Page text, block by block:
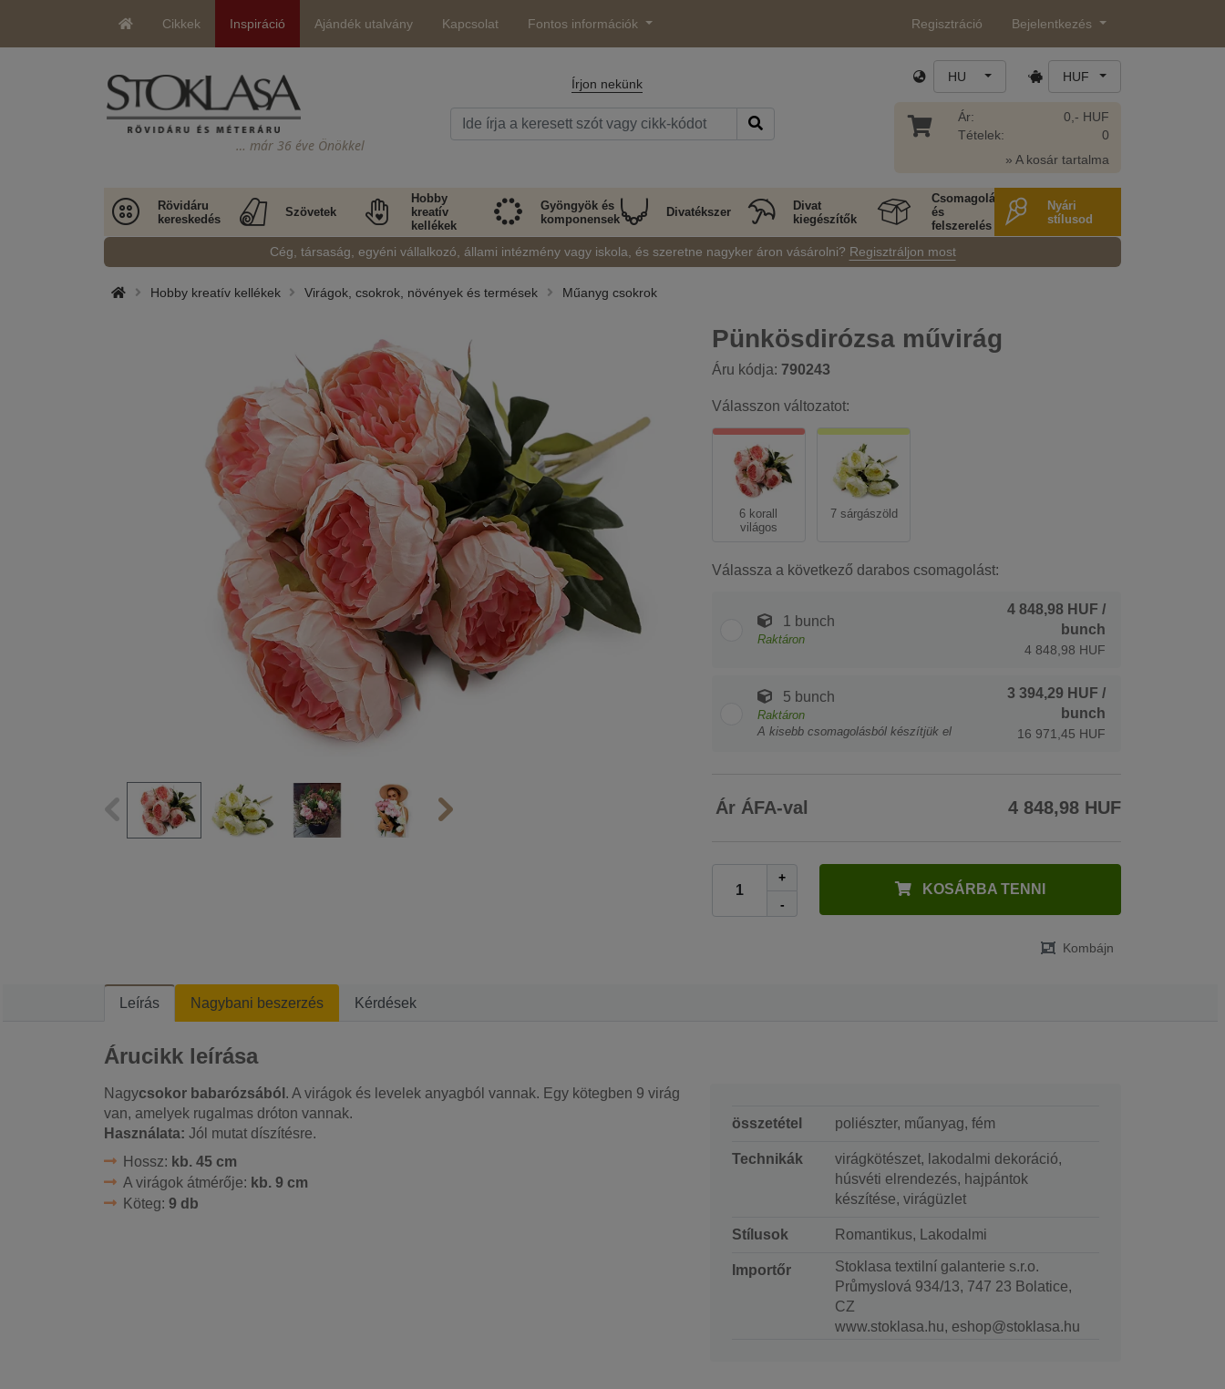
Cikkek Inspiráció Ajándék utalvány Kapcsolat Fontos információk Regisztráció Bejelentkezés
… már 36 éve Önökkel
Írjon nekünk HU HUF
Ár:
Tételek:
0,- HUF
0
» A kosár tartalma
Rövidáru
kereskedés
Szövetek
Hobby
kreatív
kellékek
Gyöngyök és
komponensek
Divatékszer
Divat
kiegészítők
Csomagolás
és
felszerelés
Nyári
stílusod
Cég, társaság, egyéni vállalkozó, állami intézmény vagy iskola, és szeretne nagyker áron vásárolni? Regisztráljon most
Hobby kreatív kellékek Virágok, csokrok, növények és termések Műanyg csokrok
Pünkösdirózsa művirág
Áru kódja: 790243
Válasszon változatot:
6 korall
világos
7 sárgászöld
Válassza a következő darabos csomagolást:
1 bunch
Raktáron
4 848,98 HUF /
bunch
4 848,98 HUF
5 bunch
Raktáron
A kisebb csomagolásból készítjük el
3 394,29 HUF /
bunch
16 971,45 HUF
Ár ÁFA-val 4 848,98 HUF
+
-
KOSÁRBA TENNI
Kombájn
Leírás Nagybani beszerzés Kérdések
Árucikk leírása
Nagycsokor babarózsából . A virágok és levelek anyagból vannak. Egy kötegben 9 virág
van, amelyek rugalmas dróton vannak.
Használata: Jól mutat díszítésre.
Hossz: kb. 45 cm
A virágok átmérője: kb. 9 cm
Köteg: 9 db
összetétel poliészter, műanyag, fém
Technikák
virágkötészet, lakodalmi dekoráció,
húsvéti elrendezés, hajpántok
készítése, virágüzlet
Stílusok Romantikus, Lakodalmi
Importőr
Stoklasa textilní galanterie s.r.o.
Průmyslová 934/13, 747 23 Bolatice,
CZ
www.stoklasa.hu, eshop@stoklasa.hu